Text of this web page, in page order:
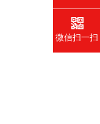
微信扫一扫